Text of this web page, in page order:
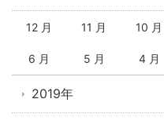
12 月 11 月 10 月
6 月 5 月 4 月
2019年